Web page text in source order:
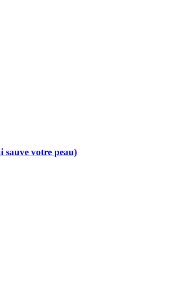
sauve votre peau)